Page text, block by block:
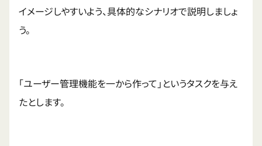
イメージしやすいよう、具体的なシナリオで説明しましょ
う。
「ユーザー管理機能を一から作って」というタスクを与え
たとします。